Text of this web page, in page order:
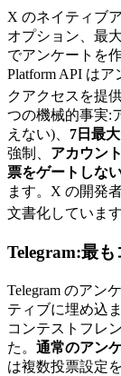
X のネイティブ
オプション、最
でアンケートを
Platform API は
クアクセスを提
つの機械的事実:
えない)、 7日最大
強制、 アカウン
票をゲートしな
ます。X の開発
文書化しています
Telegram:最
Telegram のア
ティブに埋め込
コンテストフレ
た。 通常のアン
は複数投票設定